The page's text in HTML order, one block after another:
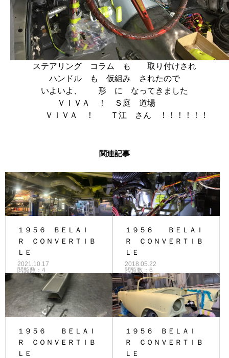
ステアリング コラム も 取り付けされ
ハンドル も 仮組み されたので
いよいよ、 形 に なってきました
ＶＩＶＡ ！ Ｓ庭 道場
ＶＩＶＡ ！ Ｔ江 さん ！！！！！！
関連記事
１９５６ ＢＥＬＡＩ
Ｒ ＣＯＮＶＥＲＴＩＢ
ＬＥ
2021.10.17
閲覧数：4
１９５６ ＢＥＬＡＩ
Ｒ ＣＯＮＶＥＲＴＩＢ
ＬＥ
2018.05.22
閲覧数：6
１９５６ ＢＥＬＡＩ
Ｒ ＣＯＮＶＥＲＴＩＢ
ＬＥ
１９５６ ＢＥＬＡＩ
Ｒ ＣＯＮＶＥＲＴＩＢ
ＬＥ